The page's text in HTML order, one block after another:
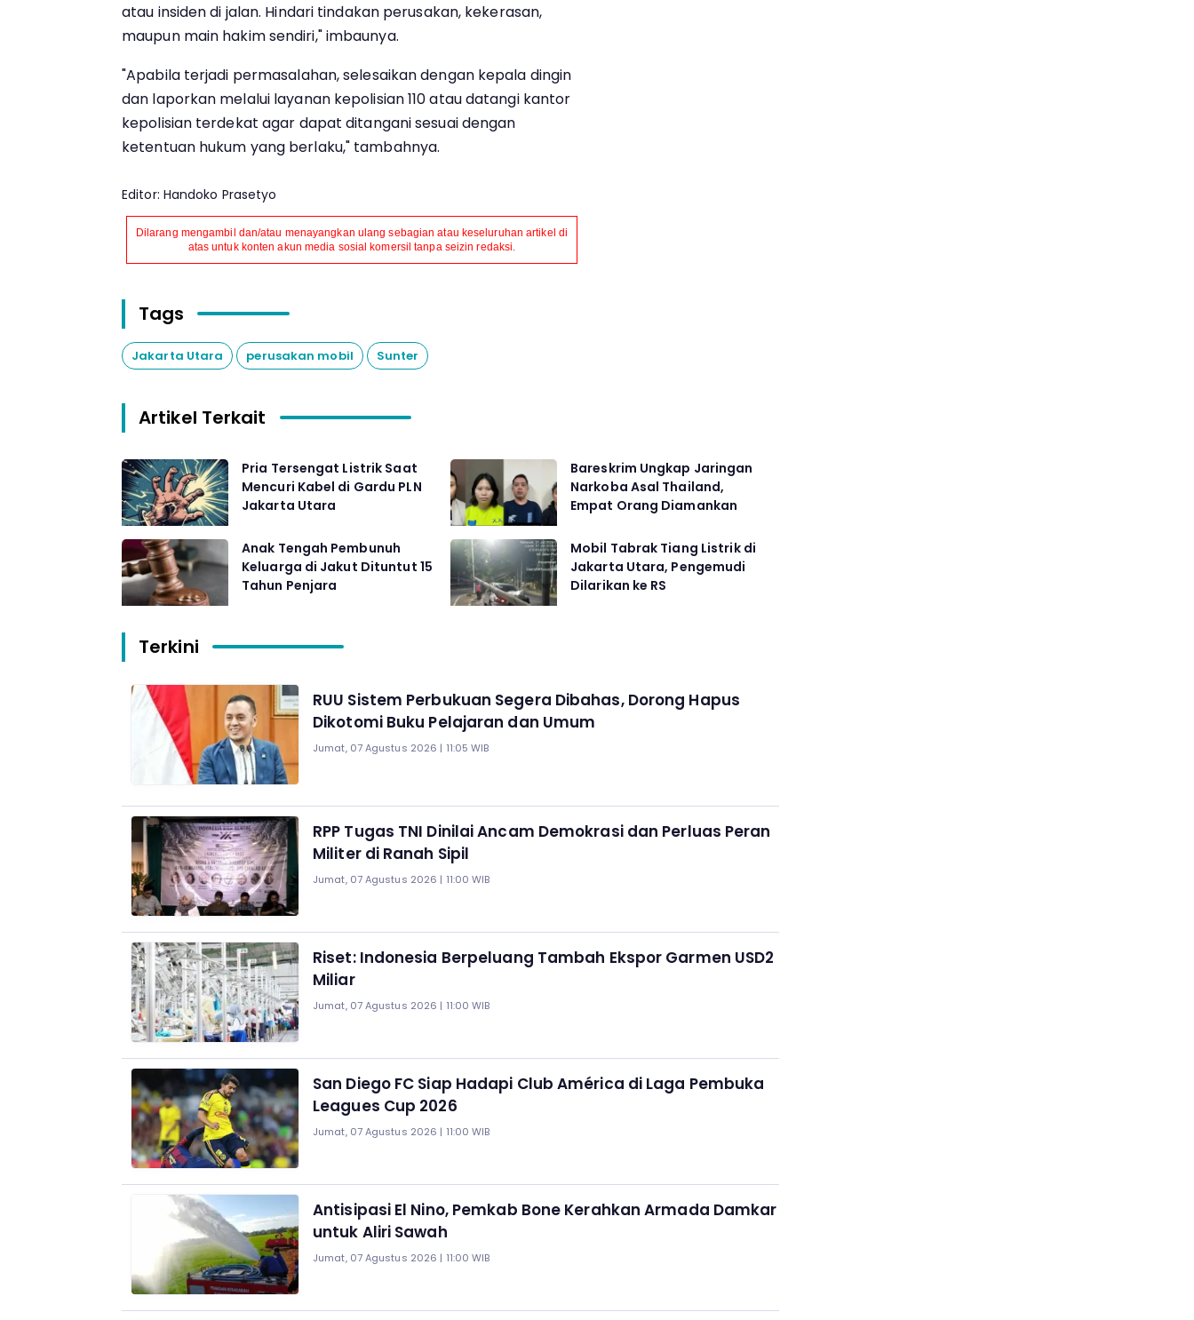
atau insiden di jalan. Hindari tindakan perusakan, kekerasan,
maupun main hakim sendiri," imbaunya.
"Apabila terjadi permasalahan, selesaikan dengan kepala dingin
dan laporkan melalui layanan kepolisian 110 atau datangi kantor
kepolisian terdekat agar dapat ditangani sesuai dengan
ketentuan hukum yang berlaku," tambahnya.
Editor: Handoko Prasetyo
Dilarang mengambil dan/atau menayangkan ulang sebagian atau keseluruhan artikel di
atas untuk konten akun media sosial komersil tanpa seizin redaksi.
Tags
Jakarta Utara perusakan mobil Sunter
Artikel Terkait
Pria Tersengat Listrik Saat
Mencuri Kabel di Gardu PLN
Jakarta Utara
Bareskrim Ungkap Jaringan
Narkoba Asal Thailand,
Empat Orang Diamankan
Anak Tengah Pembunuh
Keluarga di Jakut Dituntut 15
Tahun Penjara
Mobil Tabrak Tiang Listrik di
Jakarta Utara, Pengemudi
Dilarikan ke RS
Terkini
RUU Sistem Perbukuan Segera Dibahas, Dorong Hapus
Dikotomi Buku Pelajaran dan Umum
Jumat, 07 Agustus 2026 | 11:05 WIB
RPP Tugas TNI Dinilai Ancam Demokrasi dan Perluas Peran
Militer di Ranah Sipil
Jumat, 07 Agustus 2026 | 11:00 WIB
Riset: Indonesia Berpeluang Tambah Ekspor Garmen USD2
Miliar
Jumat, 07 Agustus 2026 | 11:00 WIB
San Diego FC Siap Hadapi Club América di Laga Pembuka
Leagues Cup 2026
Jumat, 07 Agustus 2026 | 11:00 WIB
Antisipasi El Nino, Pemkab Bone Kerahkan Armada Damkar
untuk Aliri Sawah
Jumat, 07 Agustus 2026 | 11:00 WIB